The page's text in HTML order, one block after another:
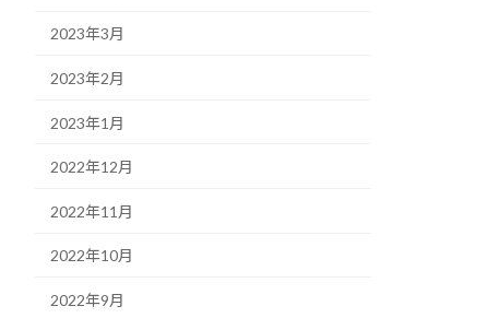
2023年3月
2023年2月
2023年1月
2022年12月
2022年11月
2022年10月
2022年9月